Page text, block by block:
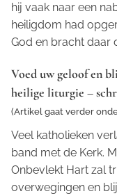
hij vaak naar een
heiligdom had
God en bracht daar
Voed uw geloof en
heilige liturgie –
(Artikel gaat verder
Veel katholieken
band met de Kerk.
Onbevlekt Hart zal
overwegingen en